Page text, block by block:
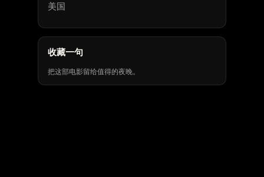
美国
收藏一句
把这部电影留给值得的夜晚。